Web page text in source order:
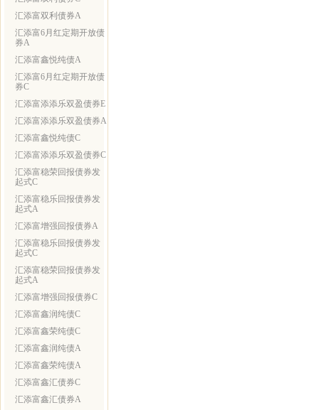
汇添富双利债券A
汇添富6月红定期开放债
券A
汇添富鑫悦纯债A
汇添富6月红定期开放债
券C
汇添富添添乐双盈债券E
汇添富添添乐双盈债券A
汇添富鑫悦纯债C
汇添富添添乐双盈债券C
汇添富稳荣回报债券发
起式C
汇添富稳乐回报债券发
起式A
汇添富增强回报债券A
汇添富稳乐回报债券发
起式C
汇添富稳荣回报债券发
起式A
汇添富增强回报债券C
汇添富鑫润纯债C
汇添富鑫荣纯债C
汇添富鑫润纯债A
汇添富鑫荣纯债A
汇添富鑫汇债券C
汇添富鑫汇债券A